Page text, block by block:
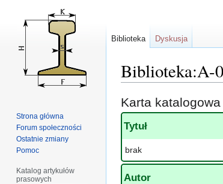
Biblioteka:A-
Przejdź
do
nawigacji
Przejdź
do
wyszukiwania
Karta
Tytuł
brak
Autor
Biblioteka Dyskusja
Strona główna
Forum społeczności
Ostatnie zmiany
Pomoc
Katalog artykułów
prasowych